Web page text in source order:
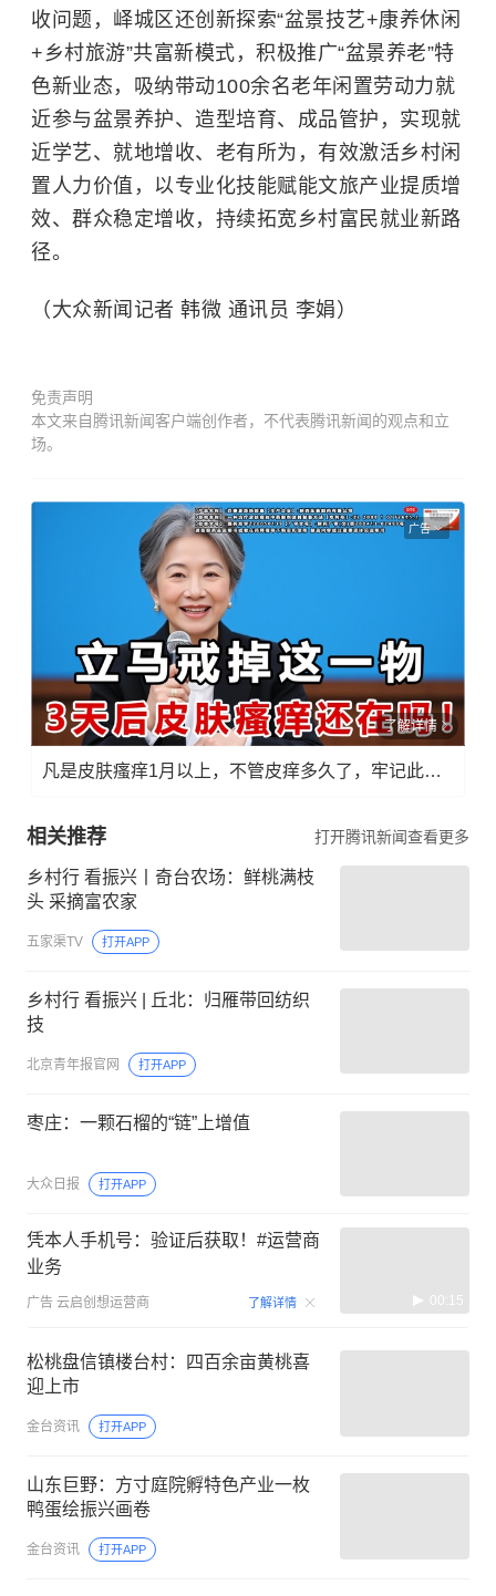
收问题，峄城区还创新探索“盆景技艺+康养休闲
+乡村旅游”共富新模式，积极推广“盆景养老”特
色新业态，吸纳带动100余名老年闲置劳动力就
近参与盆景养护、造型培育、成品管护，实现就
近学艺、就地增收、老有所为，有效激活乡村闲
置人力价值，以专业化技能赋能文旅产业提质增
效、群众稳定增收，持续拓宽乡村富民就业新路
径。
（大众新闻记者 韩微 通讯员 李娟）
免责声明
本文来自腾讯新闻客户端创作者，不代表腾讯新闻的观点和立
场。
广告
了解详情
凡是皮肤瘙痒1月以上，不管皮痒多久了，牢记此法，快！准！狠！
相关推荐 打开腾讯新闻查看更多
乡村行 看振兴丨奇台农场：鲜桃满枝
头 采摘富农家
五家渠TV 打开APP
乡村行 看振兴 | 丘北：归雁带回纺织
技
北京青年报官网 打开APP
枣庄：一颗石榴的“链”上增值
大众日报 打开APP
凭本人手机号：验证后获取！#运营商
业务
广告 云启创想运营商 了解详情 00:15
松桃盘信镇楼台村：四百余亩黄桃喜
迎上市
金台资讯 打开APP
山东巨野：方寸庭院孵特色产业一枚
鸭蛋绘振兴画卷
金台资讯 打开APP